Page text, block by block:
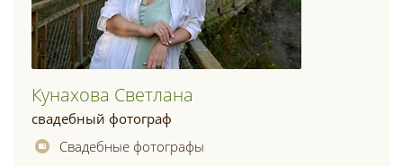
Кунахова Светлана
свадебный фотограф
Свадебные фотографы